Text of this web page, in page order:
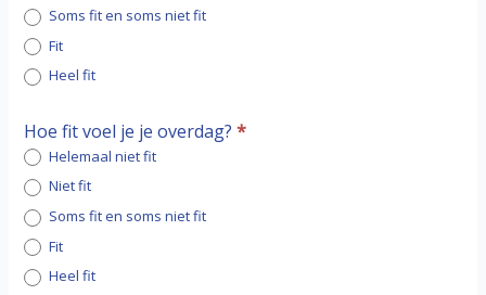
Soms fit en soms niet fit
Fit
Heel fit
Hoe fit voel je je overdag?*
Helemaal niet fit
Niet fit
Soms fit en soms niet fit
Fit
Heel fit